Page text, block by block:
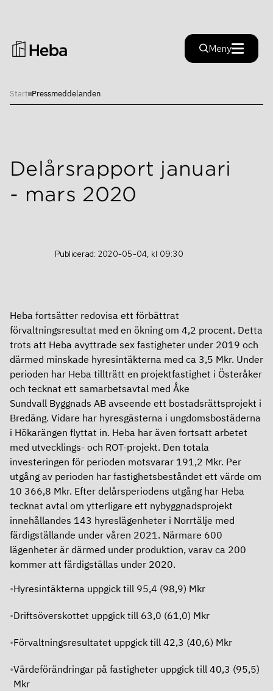
Stäng
Meny
Investera i Heba
Finansiella nyckeltal
Finansiella mål
Hållbarhet
Grön aktie
Ägare
Utdelning
Analyser
Finansiering
Finansiering
Ramverk för grön och hållbar finansiering
Obligationsprogram – MTN
Certifikatprogram
Banklån
Rating
Fastighetsvärdering
Bolagsstyrning
Bolagsstyrning
Årsstämma
Valberedning
Styrelse
Ledning
Ersättningar
Revisor
Bolagsordning
Bolagsstyrningsrapport
Årsredovisning
Om Heba
Om Heba
Affärsmodell, mål och strategi
Kontakt
In English
In English
Start Pressmeddelanden
Publicerad: 2020-05-04, kl 09:30
Delårsrapport januari
- mars 2020
Heba fortsätter redovisa ett förbättrat
förvaltningsresultat med en ökning om 4,2 procent. Detta
trots att Heba avyttrade sex fastigheter under 2019 och
därmed minskade hyresintäkterna med ca 3,5 Mkr. Under
perioden har Heba tillträtt en projektfastighet i Österåker
och tecknat ett samarbetsavtal med Åke
Sundvall Byggnads AB avseende ett bostadsrättsprojekt i
Bredäng. Vidare har hyresgästerna i ungdomsbostäderna
i Hökarängen flyttat in. Heba har även fortsatt arbetet
med utvecklings- och ROT-projekt. Den totala
investeringen för perioden motsvarar 191,2 Mkr. Per
utgång av perioden har fastighetsbeståndet ett värde om
10 366,8 Mkr. Efter delårsperiodens utgång har Heba
tecknat avtal om ytterligare ett nybyggnadsprojekt
innehållandes 143 hyreslägenheter i Norrtälje med
färdigställande under våren 2021. Närmare 600
lägenheter är därmed under produktion, varav ca 200
kommer att färdigställas under 2020.
Hyresintäkterna uppgick till 95,4 (98,9) Mkr
Driftsöverskottet uppgick till 63,0 (61,0) Mkr
Förvaltningsresultatet uppgick till 42,3 (40,6) Mkr
Värdeförändringar på fastigheter uppgick till 40,3 (95,5)
Mkr